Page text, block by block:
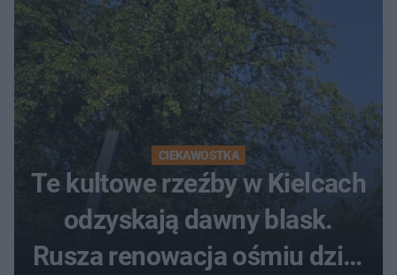
CIEKAWOSTKA
Te kultowe rzeźby w Kielcach
odzyskają dawny blask.
Rusza renowacja ośmiu dzieł